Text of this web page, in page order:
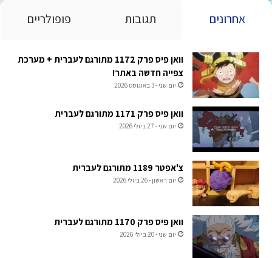
אחרונים תגובות פופולריים
וואן פיס פרק 1172 מתורגם לעברית + מערכת
צפייה חדשה באתר!
יום שני - 3 באוגוסט 2026
וואן פיס פרק 1171 מתורגם לעברית
יום שני - 27 ביולי 2026
צ'אפטר 1189 מתורגם לעברית
יום ראשון - 26 ביולי 2026
וואן פיס פרק 1170 מתורגם לעברית
יום שני - 20 ביולי 2026